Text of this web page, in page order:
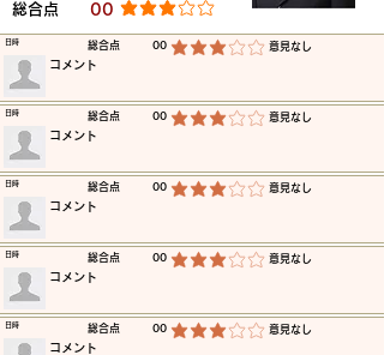
​総合点 ​00 平均評価 3 /5
​総合点 00 平均評価 3 /5 ​意見なし
​日時
​コメント
​総合点 00 平均評価 3 /5 ​意見なし
​日時
​コメント
​総合点 00 平均評価 3 /5 ​意見なし
​日時
​コメント
​総合点 00 平均評価 3 /5 ​意見なし
​日時
​コメント
​総合点 00 平均評価 3 /5 ​意見なし
​日時
​コメント